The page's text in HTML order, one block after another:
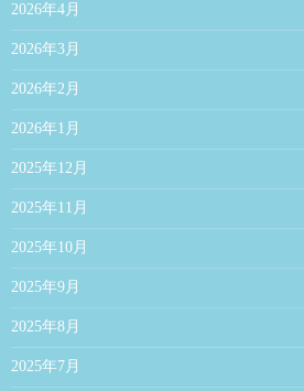
2026年4月
2026年3月
2026年2月
2026年1月
2025年12月
2025年11月
2025年10月
2025年9月
2025年8月
2025年7月